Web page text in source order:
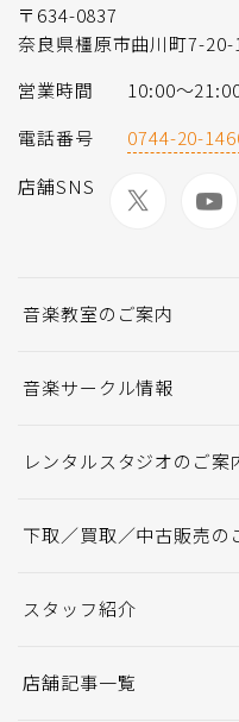
〒634-0837
奈良県橿原市曲川町7-
営業時間
10:00～
電話番号
0744-20-
店舗SNS
音楽教室のご案内
音楽サークル情報
レンタルスタジオのご案
下取／買取／中古販売の
スタッフ紹介
店舗記事一覧